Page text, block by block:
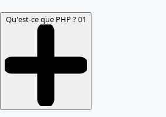
Qu'est-ce que PHP ?01